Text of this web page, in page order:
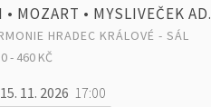
• MOZART • MYSLIVEČEK AD.
HRADEC KRÁLOVÉ - SÁL
- 460 KČ
11. 2026 17:00